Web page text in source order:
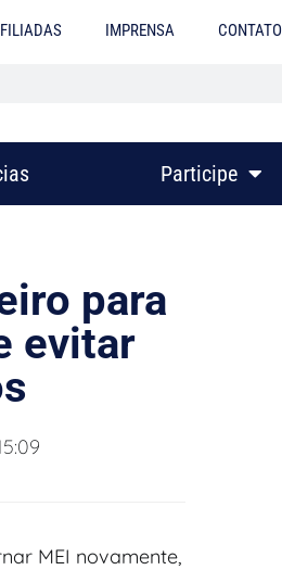
FILIADAS IMPRENSA CONTATO
Participe
para
evitar
MEI novamente,